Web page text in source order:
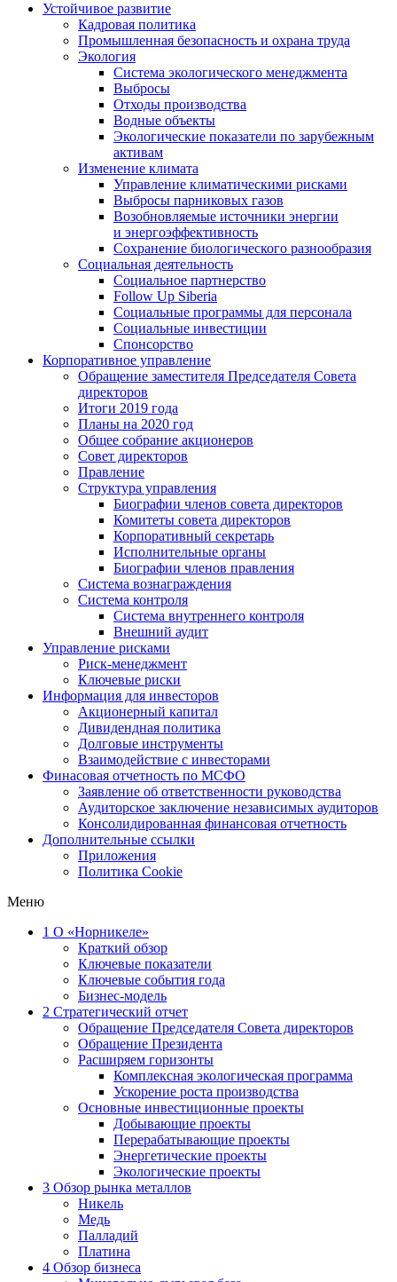
Устойчивое развитие
Кадровая политика
Промышленная безопасность и охрана труда
Экология
Система экологического менеджмента
Выбросы
Отходы производства
Водные объекты
Экологические показатели по зарубежным
активам
Изменение климата
Управление климатическими рисками
Выбросы парниковых газов
Возобновляемые источники энергии
и энергоэффективность
Сохранение биологического разнообразия
Социальная деятельность
Социальное партнерство
Follow Up Siberia
Социальные программы для персонала
Социальные инвестиции
Спонсорство
Корпоративное управление
Обращение заместителя Председателя Совета
директоров
Итоги 2019 года
Планы на 2020 год
Общее собрание акционеров
Совет директоров
Правление
Структура управления
Биографии членов совета директоров
Комитеты совета директоров
Корпоративный секретарь
Исполнительные органы
Биографии членов правления
Система вознаграждения
Система контроля
Система внутреннего контроля
Внешний аудит
Управление рисками
Риск-менеджмент
Ключевые риски
Информация для инвесторов
Акционерный капитал
Дивидендная политика
Долговые инструменты
Взаимодействие с инвеcторами
Финасовая отчетность по МСФО
Заявление об ответственности руководства
Аудиторское заключение независимых аудиторов
Консолидированная финансовая отчетность
Дополнительные ссылки
Приложения
Политика Cookie
Меню
1 О «Норникеле»
Краткий обзор
Ключевые показатели
Ключевые события года
Бизнес-модель
2 Стратегический отчет
Обращение Председателя Совета директоров
Обращение Президента
Расширяем горизонты
Комплексная экологическая программа
Ускорение роста производства
Основные инвестиционные проекты
Добывающие проекты
Перерабатывающие проекты
Энергетические проекты
Экологические проекты
3 Обзор рынка металлов
Никель
Медь
Палладий
Платина
4 Обзор бизнеса